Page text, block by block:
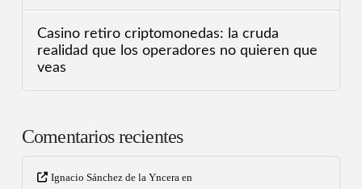
Casino retiro criptomonedas: la cruda
realidad que los operadores no quieren que
veas
Comentarios recientes
Ignacio Sánchez de la Ynceraen